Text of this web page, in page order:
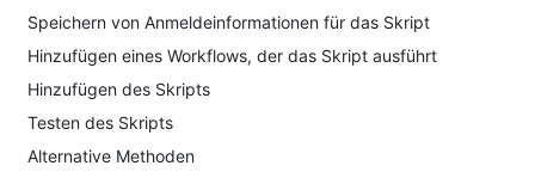
Speichern von Anmeldeinformationen für das Skript
Hinzufügen eines Workflows, der das Skript ausführt
Hinzufügen des Skripts
Testen des Skripts
Alternative Methoden